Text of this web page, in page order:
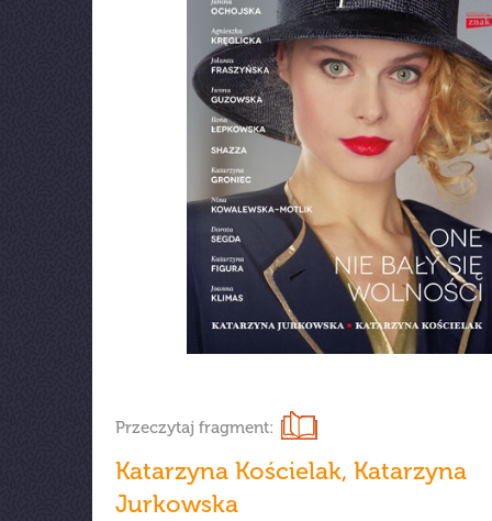
Przeczytaj fragment:
Katarzyna Kościelak, Katarzyna
Jurkowska